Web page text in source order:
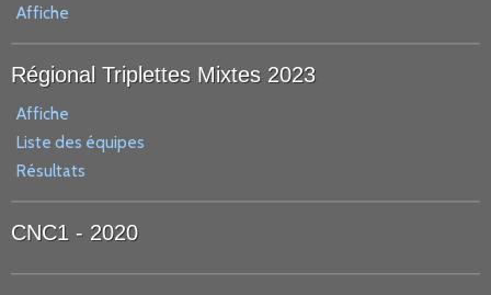
Affiche
Régional Triplettes Mixtes 2023
Affiche
Liste des équipes
Résultats
CNC1 - 2020